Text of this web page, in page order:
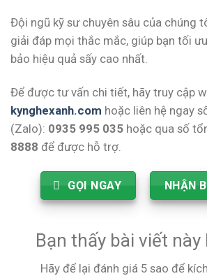
Đội ngũ kỹ sư chuyên sâu của chúng
giải đáp mọi thắc mắc, giúp bạn tối
bảo hiệu quả sấy cao nhất.
Để được tư vấn chi tiết, hãy truy cập
kynghexanh.com hoặc liên hệ ngay
(Zalo): 0935 995 035 hoặc qua số
8888 để được hỗ trợ.
GỌI NGAY NHẬN
Bạn thấy bài viết này
Hãy để lại đánh giá 5 sao để